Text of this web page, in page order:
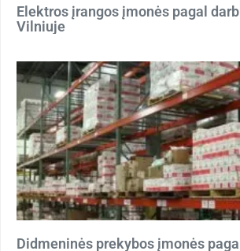
Elektros įrangos įmonės pagal
Vilniuje
Didmeninės prekybos įmonės